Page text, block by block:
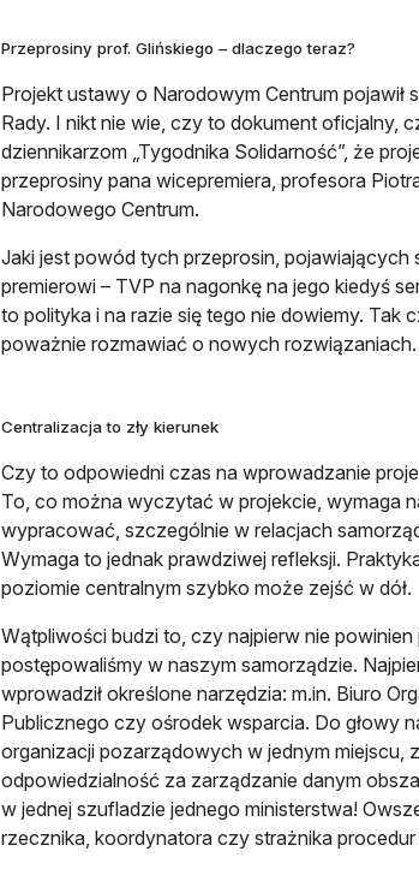
Przeprosiny prof. Glińskiego – dlaczego teraz?
Projekt ustawy o Narodowym Centrum pojawił
Rady. I nikt nie wie, czy to dokument oficjalny,
dziennikarzom „Tygodnika Solidarność”, że
przeprosiny pana wicepremiera, profesora
Narodowego Centrum.
Jaki jest powód tych przeprosin, pojawiających
premierowi – TVP na nagonkę na jego kiedyś
to polityka i na razie się tego nie dowiemy. Tak
poważnie rozmawiać o nowych rozwiązaniach.
Centralizacja to zły kierunek
Czy to odpowiedni czas na wprowadzanie
To, co można wyczytać w projekcie, wymaga
wypracować, szczególnie w relacjach
Wymaga to jednak prawdziwej refleksji.
poziomie centralnym szybko może zejść w dół.
Wątpliwości budzi to, czy najpierw nie
postępowaliśmy w naszym samorządzie.
wprowadził określone narzędzia: m.in. Biuro
Publicznego czy ośrodek wsparcia. Do głowy
organizacji pozarządowych w jednym miejscu,
odpowiedzialność za zarządzanie danym
w jednej szufladzie jednego ministerstwa!
rzecznika, koordynatora czy strażnika